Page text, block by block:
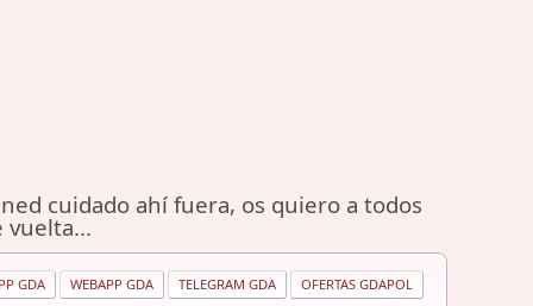
cuidado ahí fuera, os quiero a todos
vuelta...
GDA WEBAPP GDA TELEGRAM GDA OFERTAS GDAPOL